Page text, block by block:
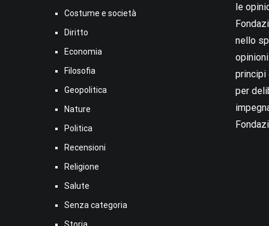
Costume e società
Diritto
Economia
Filosofia
Geopolitica
Nature
Politica
Recensioni
Religione
Salute
Senza categoria
le
nello
principi
per